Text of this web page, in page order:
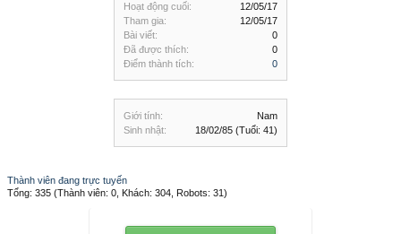
Hoạt động cuối:
12/05/17
Tham gia:
12/05/17
Bài viết:
0
Đã được thích:
0
Điểm thành tích:
0
Giới tính:
Nam
Sinh nhật:
18/02/85 (Tuổi: 41)
Thành viên đang trực tuyến
Tổng: 335 (Thành viên: 0, Khách: 304, Robots: 31)